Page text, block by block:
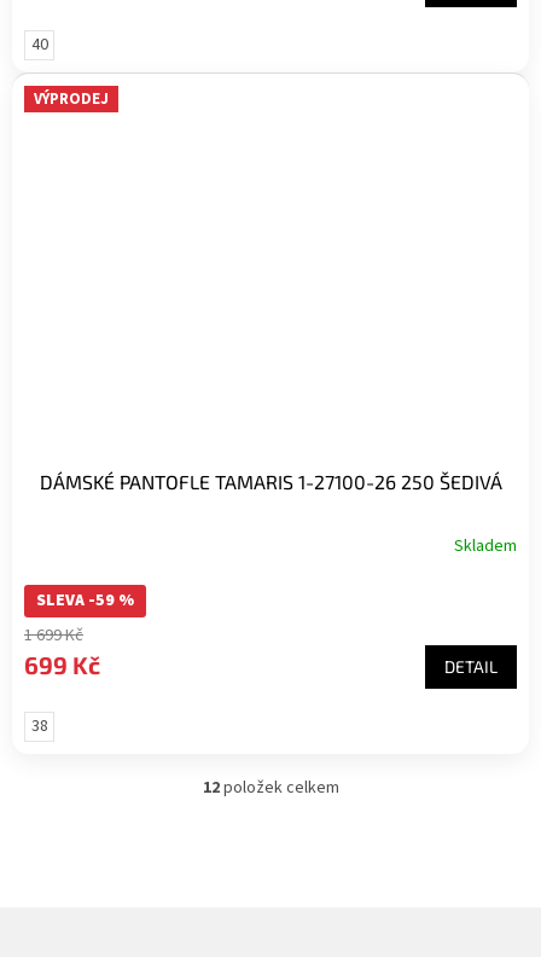
40
VÝPRODEJ
DÁMSKÉ PANTOFLE TAMARIS 1-27100-26 250 ŠEDIVÁ
Skladem
SLEVA -59 %
1 699 Kč
699 Kč DETAIL
38
O
12položek celkem